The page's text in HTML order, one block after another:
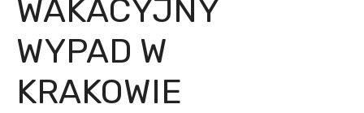
WAKACYJNY
WYPAD W
KRAKOWIE